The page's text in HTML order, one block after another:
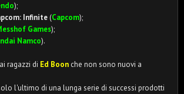
);
Infinite (Capcom);
Games);
Namco).
ragazzi di Ed Boon che non sono nuovi a
l'ultimo di una lunga serie di successi prodotti